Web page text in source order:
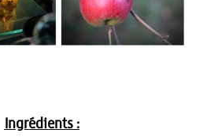
Ingrédients :